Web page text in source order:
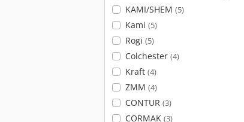
KAMI/SHEM (5)
Kami (5)
Rogi (5)
Colchester (4)
Kraft (4)
ZMM (4)
CONTUR (3)
CORMAK (3)